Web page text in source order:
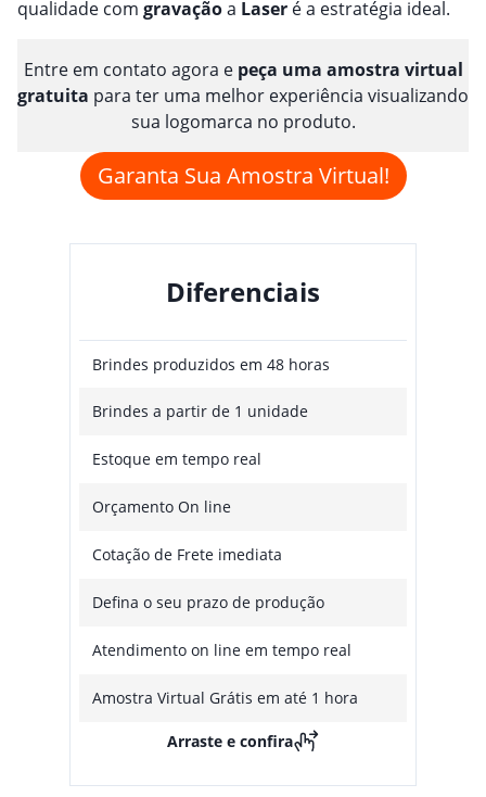
qualidade com gravaçãoa Laser é a estratégia ideal.
Entre em contato agora e peça uma amostra virtual
gratuita para ter uma melhor experiência visualizando
sua logomarca no produto.
Garanta Sua Amostra Virtual!
Diferenciais
Brindes produzidos em 48 horas
Brindes a partir de 1 unidade
Estoque em tempo real
Orçamento On line
Cotação de Frete imediata
Defina o seu prazo de produção
Atendimento on line em tempo real
Amostra Virtual Grátis em até 1 hora
Arraste e confira